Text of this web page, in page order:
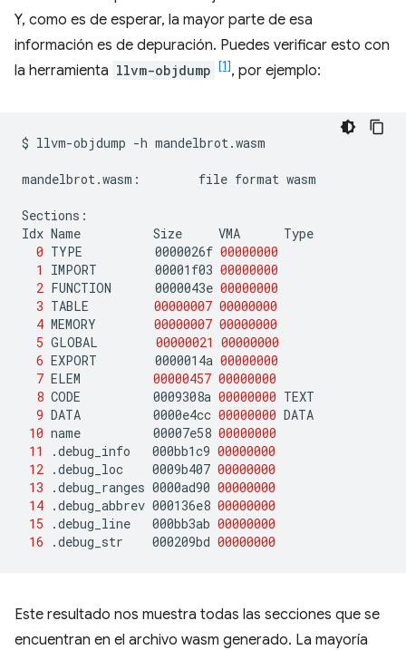
Y, como es de esperar, la mayor parte de esa
información es de depuración. Puedes verificar esto con
la herramienta llvm-objdump [1], por ejemplo:
$ llvm-objdump -h mandelbrot.wasm
mandelbrot.wasm: file format wasm
Sections:
Idx Name Size VMA
0 TYPE 0000026f 00000000
1
IMPORT 00001f03 00000000
2 FUNCTION 0000043e 00000000
3 TABLE 00000007 00000000
4 MEMORY 00000007 00000000
5 GLOBAL 00000021 00000000
6 EXPORT 0000014a 00000000
7 ELEM 00000457 00000000
8 CODE 0009308a 00000000
9 DATA 0000e4cc 00000000
10 name 00007e58 00000000
11
.debug_info 000bb1c9 00000000
12 .debug_loc 0009b407 00000000
13
.debug_ranges 0000ad90 00000000
14 .debug_abbrev 000136e8 00000000
15
.debug_line 000bb3ab 00000000
16
.debug_str 000209bd 00000000
Este resultado nos muestra todas las secciones que se
encuentran en el archivo wasm generado. La mayoría